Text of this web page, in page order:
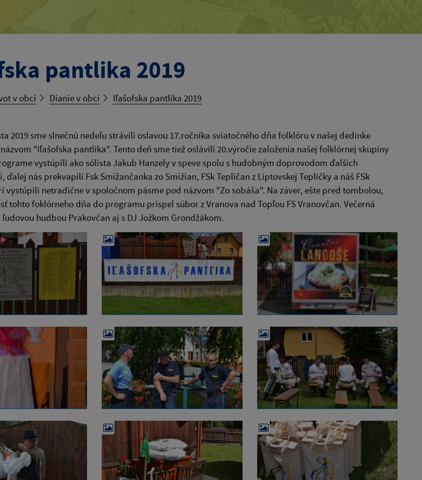
pantlika 2019
v obci Dianie v obci Iľašofska pantlika 2019
2019 sme slnečnú nedeľu strávili oslavou 17.ročníka sviatočného dňa folklóru v našej dedinke
"Iľašofska pantlika". Tento deň sme tiež oslávili 20.výročie založenia našej folklórnej skupiny
vystúpili ako sólista Jakub Hanzely v speve spolu s hudobným doprovodom ďalších
ďalej nás prekvapili Fsk Smižančanka zo Smižian, FSk Tepličan z Liptovskej Tepličky a náš FSk
vystúpili netradične v spoločnom pásme pod názvom "Zo sobáša". Na záver, ešte pred tombolou,
tohto foklórneho dňa do programu prispel súbor z Vranova nad Topľou FS Vranovčan. Večerná
hudbou Prakovčan aj s DJ Jožkom Grondžákom.